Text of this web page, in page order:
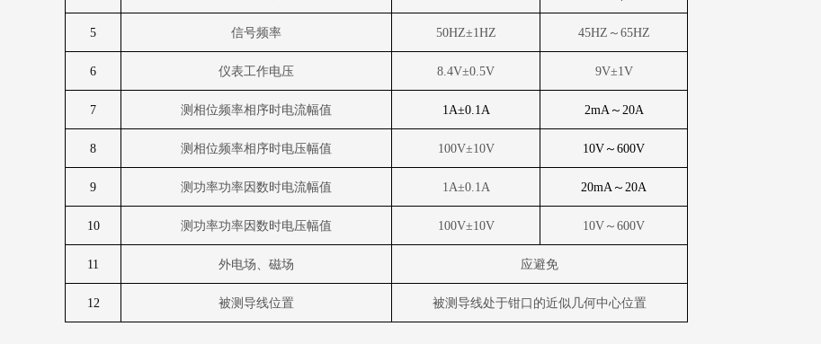
5 信号频率 50HZ±1HZ 45HZ ～ 65HZ
6 仪表工作电压 8.4V±0.5V 9V±1V
7 测相位频率相序时电流幅值 1A±0.1A 2mA～ 20A
8 测相位频率相序时电压幅值 100V±10V 10V ～ 600V
9 测功率功率因数时电流幅值 1A±0.1A 20mA ～ 20A
10 测功率功率因数时电压幅值 100V±10V 10V ～ 600V
11 外电场、磁场 应避免
12 被测导线位置 被测导线处于钳口的近似几何中心位置